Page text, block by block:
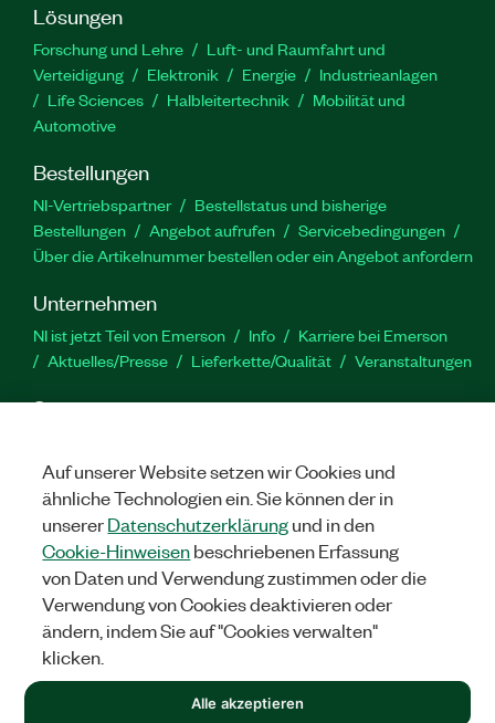
Lösungen
Forschung und Lehre
Luft- und Raumfahrt und
Verteidigung
Elektronik Energie
Industrieanlagen
Life Sciences
Halbleitertechnik
Mobilität und
Automotive
Bestellungen
NI-Vertriebspartner
Bestellstatus und bisherige
Bestellungen
Angebot aufrufen
Servicebedingungen
Über die Artikelnummer bestellen oder ein Angebot anfordern
Unternehmen
NI ist jetzt Teil von Emerson Info
Karriere bei Emerson
Aktuelles/Presse
Lieferkette/Qualität Veranstaltungen
Support
Produktaktivierung
Serviceanfrage stellen
Feedback
zur Website
YouTube
Twitter
© 2026
VORBEHALTEN.
Auf unserer Website setzen wir Cookies und
ähnliche Technologien ein. Sie können der in
unsererDatenschutzerklärungund in den
Cookie-Hinweisenbeschriebenen Erfassung
von Daten und Verwendung zustimmen oder die
Verwendung von Cookies deaktivieren oder
ändern, indem Sie auf "Cookies verwalten"
klicken.
Alle akzeptieren